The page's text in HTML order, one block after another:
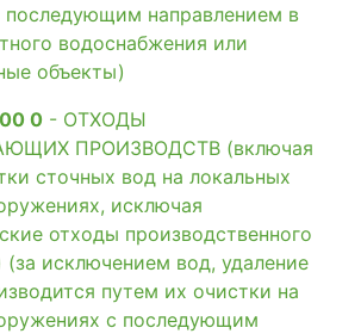
направлением в
водоснабжения или
объекты)
0 - ОТХОДЫ
ПРОИЗВОДСТВ (включая
сточных вод на локальных
исключая
отходы производственного
(за исключением вод, удаление
путем их очистки на
с последующим